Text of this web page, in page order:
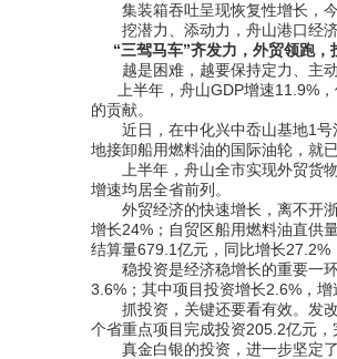
集装箱吞吐呈现恢复性增长，今
挖潜力、添动力，舟山港口经济
“三驾马车”齐发力，外贸领跑，
越是困难，越要保持定力、主动
上半年，舟山GDP增速11.9%，
的贡献。
近日，在中化兴中岙山基地1号
地接卸船用燃料油的国际油轮，就
上半年，舟山全市实现外贸货物
增速均居全省前列。
外贸经济的快速增长，离不开浙
增长24%；自贸区船用燃料油直供
结算量679.1亿元，同比增长27.2%
稳投资是经济稳增长的重要一环
3.6%；其中项目投资增长2.6%，
抓投资，关键还要看有效。发改
个省重点项目完成投资205.2亿元
真金白银的投资，进一步坚定了